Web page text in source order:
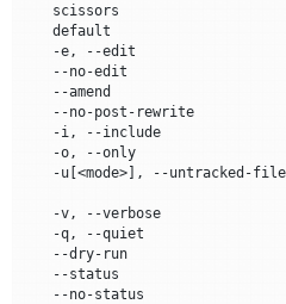
-e, --
--no-
--
--no-post-
-i, --
-o, --
    -u
[<mode>] , --untracked-
-v, --
-q, --
--
--
--no-